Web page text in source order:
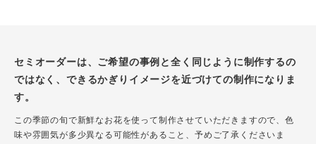
セミオーダーは、ご希望の事例と全く同じように制作するの
ではなく、できるかぎりイメージを近づけての制作になりま
す。
この季節の旬で新鮮なお花を使って制作させていただきますので、色
味や雰囲気が多少異なる可能性があること、予めご了承くださいま